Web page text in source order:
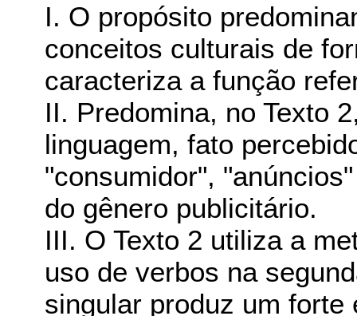
I. O propósito
conceitos culturais de
caracteriza a função
II. Predomina, no Texto
linguagem, fato
"consumidor",
do gênero publicitário.
III. O Texto 2 utiliza a
uso de verbos na
singular produz um forte